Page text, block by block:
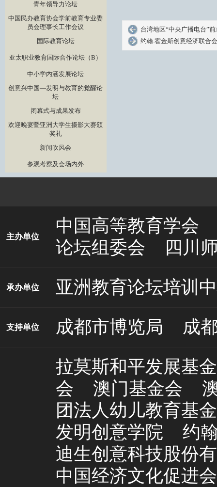
青年领导力论坛
中国民办教育协会学前教育专业委
员会理事长工作会议
国际教育论坛
亚太职业教育国际合作论坛（B）
中小学内涵发展论坛
创意兴中国—发明与教育的觉醒论
坛
闭幕式与成果发布
欢迎晚宴暨亚洲大学生摄影大赛颁
奖礼
新闻吹风会
参观考察及会场内外
台湾地区“中央广播电台”
约翰.霍金斯创意经济联合
主办单位
中国高等教育学会
论坛组委会
四川
承办单位 亚洲教育论坛培训
支持单位 成都市博览局 成
拉莫斯和平发展基
会
澳门基金会
团法人幼儿教育基
发明创意学院
约
迪生创意科技股份
中国经济文化促进会